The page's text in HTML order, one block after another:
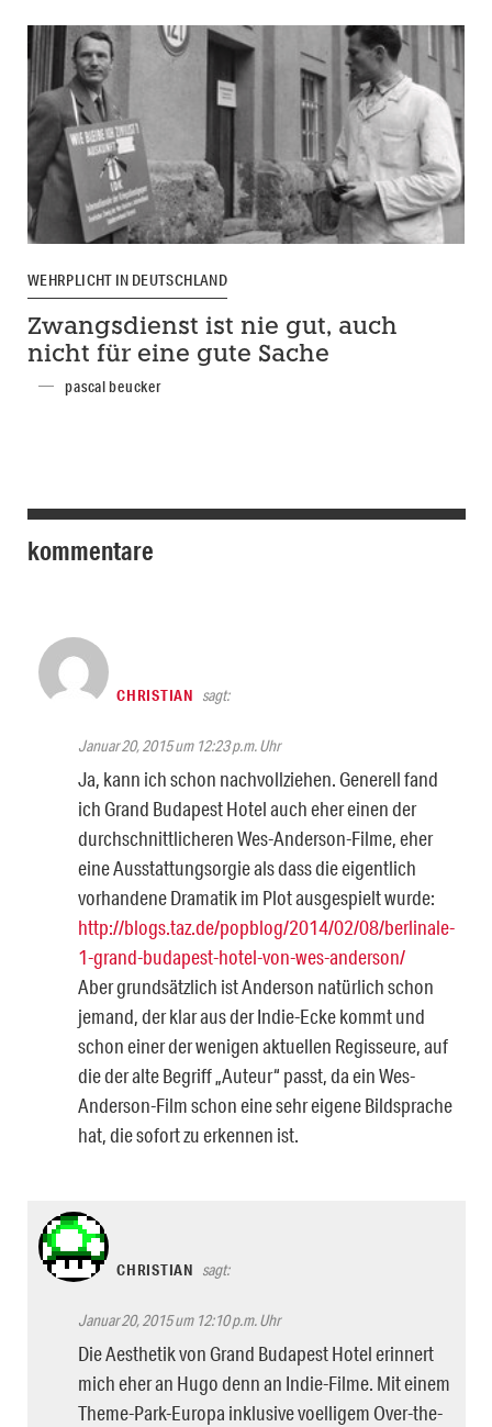
WEHRPLICHT IN DEUTSCHLAND
Zwangsdienst ist nie gut, auch
nicht für eine gute Sache
pascal beucker
kommentare
CHRISTIAN sagt:
Januar 20, 2015 um 12:23 p.m. Uhr
Ja, kann ich schon nachvollziehen. Generell fand
ich Grand Budapest Hotel auch eher einen der
durchschnittlicheren Wes-Anderson-Filme, eher
eine Ausstattungsorgie als dass die eigentlich
vorhandene Dramatik im Plot ausgespielt wurde:
http://blogs.taz.de/popblog/2014/02/08/berlinale-
1-grand-budapest-hotel-von-wes-anderson/
Aber grundsätzlich ist Anderson natürlich schon
jemand, der klar aus der Indie-Ecke kommt und
schon einer der wenigen aktuellen Regisseure, auf
die der alte Begriff „Auteur“ passt, da ein Wes-
Anderson-Film schon eine sehr eigene Bildsprache
hat, die sofort zu erkennen ist.
CHRISTIAN sagt:
Januar 20, 2015 um 12:10 p.m. Uhr
Die Aesthetik von Grand Budapest Hotel erinnert
mich eher an Hugo denn an Indie-Filme. Mit einem
Theme-Park-Europa inklusive voelligem Over-the-